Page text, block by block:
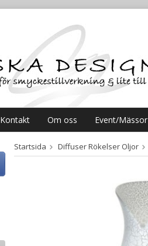
Kontakt Om oss Event/Mässor
Startsida Diffuser Rökelser Oljor